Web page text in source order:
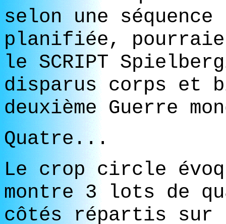
selon une
planifiée,
le SCRIPT
disparus corps et
deuxième Guerre
Quatre...
Le crop circle
montre 3 lots de
côtés répartis sur